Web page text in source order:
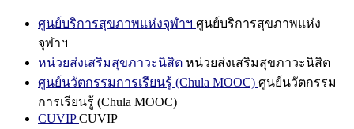
ศูนย์บริการสุขภาพแห่งจุฬาฯ ศูนย์บริการสุขภาพแห่ง
จุฬาฯ
หน่วยส่งเสริมสุขภาวะนิสิต หน่วยส่งเสริมสุขภาวะนิสิต
ศูนย์นวัตกรรมการเรียนรู้ (Chula MOOC) ศูนย์นวัตกรรม
การเรียนรู้ (Chula MOOC)
CUVIPCUVIP